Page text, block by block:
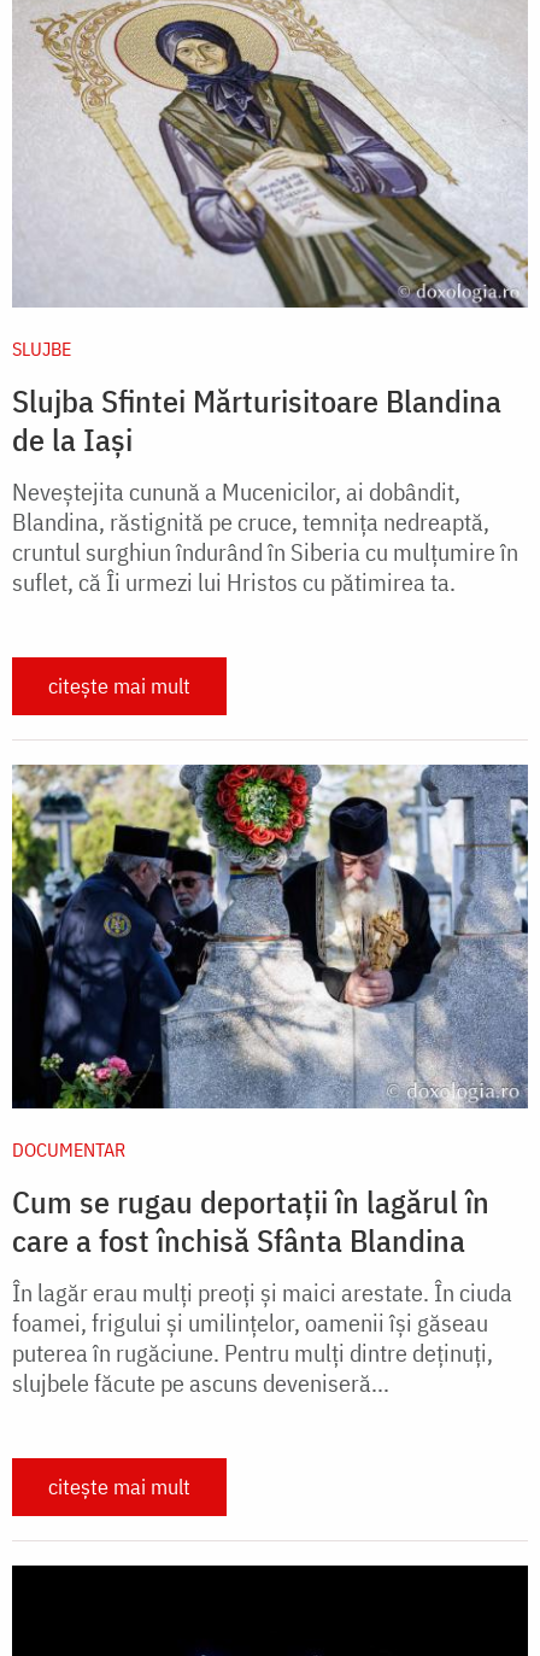
SLUJBE
Slujba Sfintei Mărturisitoare Blandina
de la Iași
Neveștejita cunună a Mucenicilor, ai dobândit,
Blandina, răstignită pe cruce, temnița nedreaptă,
cruntul surghiun îndurând în Siberia cu mulțumire în
suflet, că Îi urmezi lui Hristos cu pătimirea ta.
citește mai mult
DOCUMENTAR
Cum se rugau deportații în lagărul în
care a fost închisă Sfânta Blandina
În lagăr erau mulţi preoţi şi maici arestate. În ciuda
foamei, frigului şi umilinţelor, oamenii îşi găseau
puterea în rugăciune. Pentru mulţi dintre deţinuţi,
slujbele făcute pe ascuns deveniseră...
citește mai mult